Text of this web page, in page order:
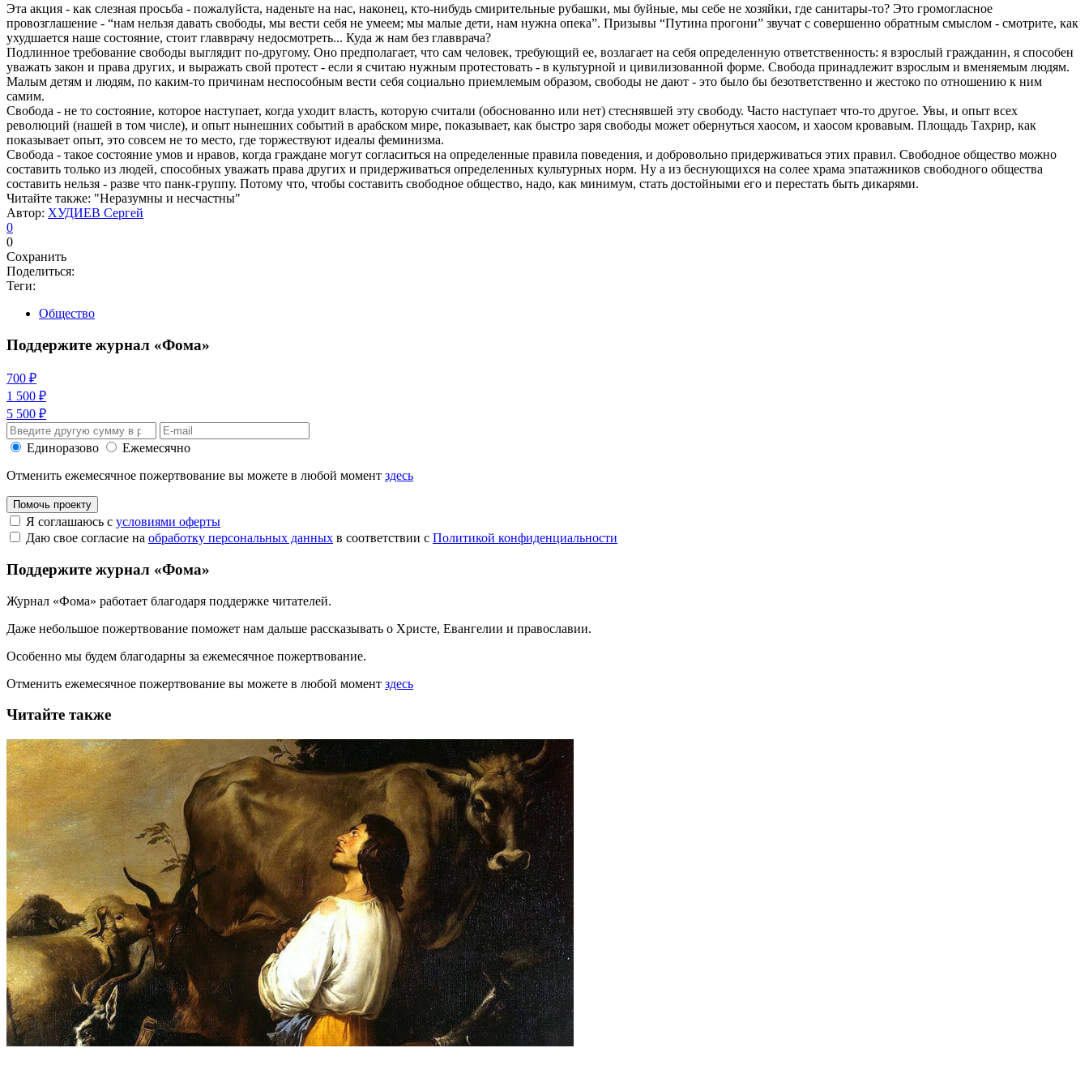
Эта акция - как слезная просьба - пожалуйста, наденьте на нас, наконец, кто-нибудь смирительные рубашки, мы буйные, мы себе не хозяйки, где санитары-то? Это громогласное
провозглашение - “нам нельзя давать свободы, мы вести себя не умеем; мы малые дети, нам нужна опека”. Призывы “Путина прогони” звучат с совершенно обратным смыслом - смотрите, как
ухудшается наше состояние, стоит главврачу недосмотреть... Куда ж нам без главврача?
Подлинное требование свободы выглядит по-другому. Оно предполагает, что сам человек, требующий ее, возлагает на себя определенную ответственность: я взрослый гражданин, я способен
уважать закон и права других, и выражать свой протест - если я считаю нужным протестовать - в культурной и цивилизованной форме. Свобода принадлежит взрослым и вменяемым людям.
Малым детям и людям, по каким-то причинам неспособным вести себя социально приемлемым образом, свободы не дают - это было бы безответственно и жестоко по отношению к ним
самим.
Свобода - не то состояние, которое наступает, когда уходит власть, которую считали (обоснованно или нет) стеснявшей эту свободу. Часто наступает что-то другое. Увы, и опыт всех
революций (нашей в том числе), и опыт нынешних событий в арабском мире, показывает, как быстро заря свободы может обернуться хаосом, и хаосом кровавым. Площадь Тахрир, как
показывает опыт, это совсем не то место, где торжествуют идеалы феминизма.
Свобода - такое состояние умов и нравов, когда граждане могут согласиться на определенные правила поведения, и добровольно придерживаться этих правил. Свободное общество можно
составить только из людей, способных уважать права других и придерживаться определенных культурных норм. Ну а из беснующихся на солее храма эпатажников свободного общества
составить нельзя - разве что панк-группу. Потому что, чтобы составить свободное общество, надо, как минимум, стать достойными его и перестать быть дикарями.
Читайте также: "Неразумны и несчастны"
Автор: ХУДИЕВ Сергей
0
0
Сохранить
Поделиться:
Теги:
Общество
Поддержите журнал «Фома»
700 ₽
1 500 ₽
5 500 ₽
Единоразово
Ежемесячно
Отменить ежемесячное пожертвование вы можете в любой момент здесь
Помочь проекту
Я соглашаюсь с условиями оферты
Даю свое согласие на обработку персональных данных в соответствии с Политикой конфиденциальности
Поддержите журнал «Фома»
Журнал «Фома» работает благодаря поддержке читателей.
Даже небольшое пожертвование поможет нам дальше рассказывать о Христе, Евангелии и православии.
Особенно мы будем благодарны за ежемесячное пожертвование.
Отменить ежемесячное пожертвование вы можете в любой момент здесь
Читайте также